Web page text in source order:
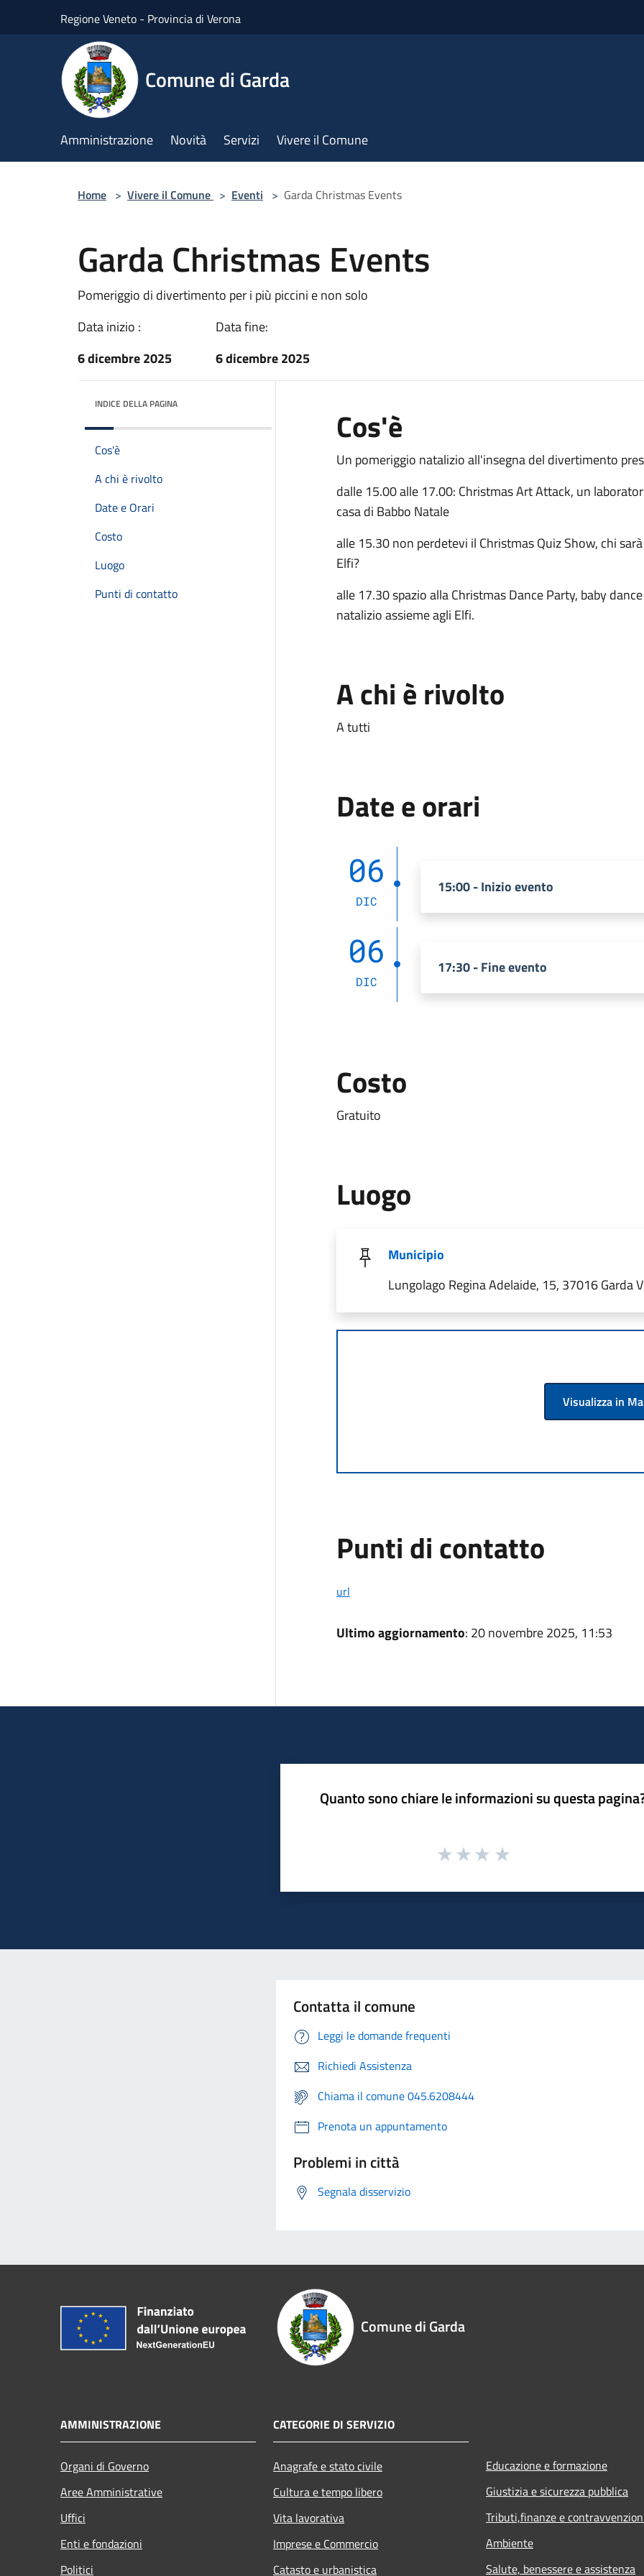
Regione Veneto - Provincia di Verona
Comune di Garda
Amministrazione Novità Servizi Vivere il Comune
Home > Vivere il Comune > Eventi > Garda Christmas Events
Garda Christmas Events
Pomeriggio di divertimento per i più piccini e non solo
Data inizio :
6 dicembre 2025
Data fine:
6 dicembre 2025
INDICE DELLA PAGINA
Cos'è
A chi è rivolto
Date e Orari
Costo
Luogo
Punti di contatto
Cos'è
Un pomeriggio natalizio all'insegna del divertimento
dalle 15.00 alle 17.00: Christmas Art Attack, un
casa di Babbo Natale
alle 15.30 non perdetevi il Christmas Quiz Show, chi
Elfi?
alle 17.30 spazio alla Christmas Dance Party, baby
natalizio assieme agli Elfi.
A chi è rivolto
A tutti
Date e orari
06
DIC
15:00 - Inizio evento
06
DIC
17:30 - Fine evento
Costo
Gratuito
Luogo
Municipio
Lungolago Regina Adelaide, 15, 37016 Garda
Visualizza in
Punti di contatto
url
Ultimo aggiornamento: 20 novembre 2025, 11:53
Quanto sono chiare le informazioni su questa
Contatta il comune
Leggi le domande frequenti
Richiedi Assistenza
Chiama il comune 045.6208444
Prenota un appuntamento
Problemi in città
Segnala disservizio
Comune di Garda
AMMINISTRAZIONE
Organi di Governo
Aree Amministrative
Uffici
Enti e fondazioni
Politici
CATEGORIE DI SERVIZIO
Anagrafe e stato civile
Cultura e tempo libero
Vita lavorativa
Imprese e Commercio
Catasto e urbanistica
Educazione e formazione
Giustizia e sicurezza pubblica
Tributi,finanze e
Ambiente
Salute, benessere e assistenza